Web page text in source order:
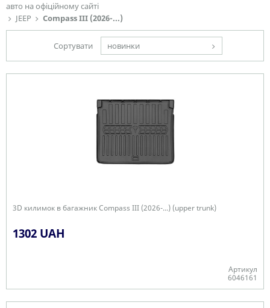
авто на офіційному сайті
JEEP
Compass III (2026-...)
Сортувати новинки
3D килимок в багажник Compass III (2026-...) (upper trunk)
1302 UAH
Артикул
6046161